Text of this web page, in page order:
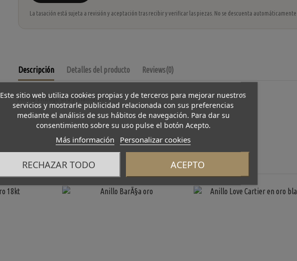
La tasación está sujeta a revisión y aceptación tras recibir y verificar las piezas. No se descuenta
Descripción Detalles del producto Reviews(0)
Anillo vintage oro y diamantes
Este sitio web utiliza cookies propias y de terceros para mejorar nuestros
servicios y mostrarle publicidad relacionada con sus preferencias
mediante el análisis de sus hábitos de navegación. Para dar su
consentimiento sobre su uso pulse el botón Acepto.
Más información Personalizar cookies
RECHAZAR TODO ACEPTO